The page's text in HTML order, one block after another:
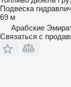
Подвеска
69 м
Арабские
Связаться с